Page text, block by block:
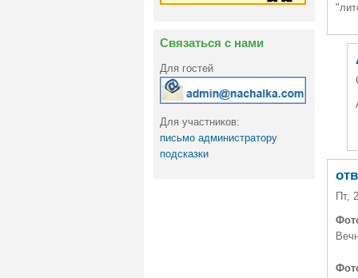
Связаться с нами
Для гостей
Для участников:
письмо администратору
подсказки
Пт,